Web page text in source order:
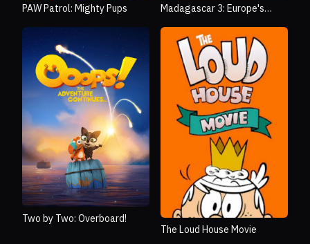
PAW Patrol: Mighty Pups
Madagascar 3: Europe's
Two by Two: Overboard!
The Loud House Movie